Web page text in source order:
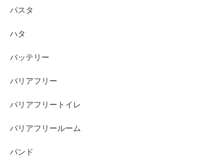
パスタ
ハタ
バッテリー
バリアフリー
バリアフリートイレ
バリアフリールーム
バンド